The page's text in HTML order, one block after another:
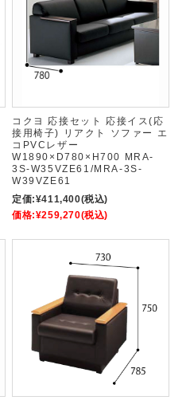
コクヨ 応接セット 応接イス(応
接用椅子) リアクト ソファー エ
コPVCレザー
W1890×D780×H700 MRA-
3S-W35VZE61/MRA-3S-
W39VZE61
定価:¥411,400(税込)
価格:¥259,270(税込)